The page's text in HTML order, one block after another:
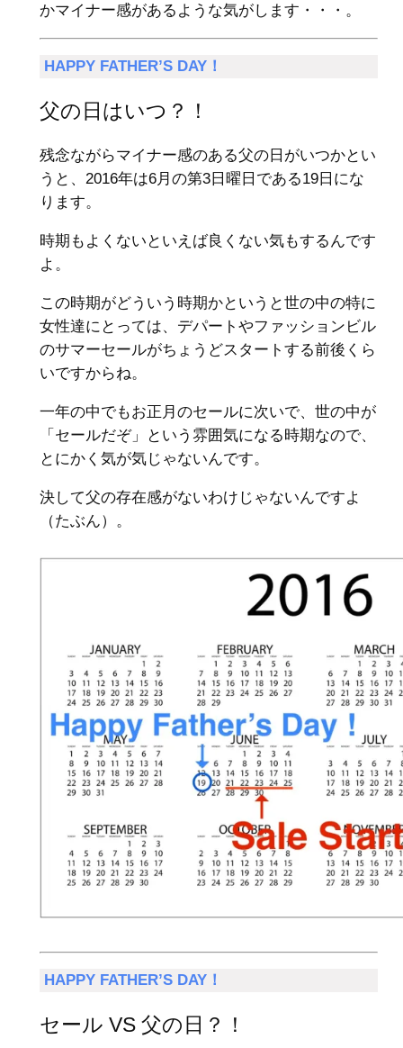
かマイナー感があるような気がします・・・。
HAPPY FATHER’S DAY！
父の日はいつ？！
残念ながらマイナー感のある父の日がいつかとい
うと、2016年は6月の第3日曜日である19日にな
ります。
時期もよくないといえば良くない気もするんです
よ。
この時期がどういう時期かというと世の中の特に
女性達にとっては、デパートやファッションビル
のサマーセールがちょうどスタートする前後くら
いですからね。
一年の中でもお正月のセールに次いで、世の中が
「セールだぞ」という雰囲気になる時期なので、
とにかく気が気じゃないんです。
決して父の存在感がないわけじゃないんですよ
（たぶん）。
HAPPY FATHER’S DAY！
セール VS 父の日？！